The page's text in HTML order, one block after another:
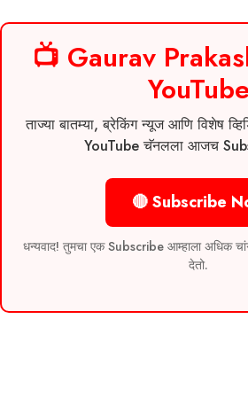
📺 Gaurav
YouTube
ताज्या बातम्या, ब्रेकिंग न्यूज आणि विशेष
YouTube चॅनलला आजच
🔴 Subscribe
धन्यवाद! तुमचा एक Subscribe आम्हाला अधिक
देतो.